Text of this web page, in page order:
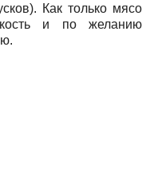
Как только мясо
и по желанию